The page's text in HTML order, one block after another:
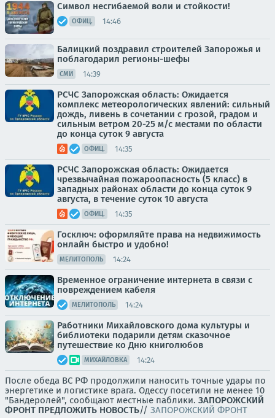
Символ несгибаемой воли и стойкости!
ОФИЦ. 14:46
Балицкий поздравил строителей Запорожья и
поблагодарил регионы-шефы
СМИ 14:39
РСЧС Запорожская область: Ожидается
комплекс метеорологических явлений: сильный
дождь, ливень в сочетании с грозой, градом и
сильным ветром 20-25 м/с местами по области
до конца суток 9 августа
ОФИЦ. 14:35
РСЧС Запорожская область: Ожидается
чрезвычайная пожароопасность (5 класс) в
западных районах области до конца суток 9
августа, в течение суток 10 августа
ОФИЦ. 14:35
Госключ: оформляйте права на недвижимость
онлайн быстро и удобно!
МЕЛИТОПОЛЬ 14:24
Временное ограничение интернета в связи с
повреждением кабеля
МЕЛИТОПОЛЬ 14:24
Работники Михайловского дома культуры и
библиотеки подарили детям сказочное
путешествие ко Дню книголюбов
МИХАЙЛОВКА 14:24
После обеда ВС РФ продолжили наносить точные удары по
энергетике и логистике врага. Одессу посетили не менее 10
"Бандеролей", сообщают местные паблики. ЗАПОРОЖСКИЙ
ФРОНТ ПРЕДЛОЖИТЬ НОВОСТЬ// ЗАПОРОЖСКИЙ ФРОНТ